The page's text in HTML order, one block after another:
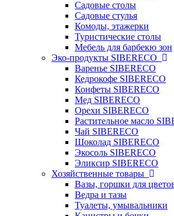
Садовые столы
Садовые стулья
Комоды, этажерки
Туристические столы
Мебель для барбекю зон
Эко-продукты SIBERECO
Варенье SIBERECO
Кедрокофе SIBERECO
Конфеты SIBERECO
Мед SIBERECO
Орехи SIBERECO
Растительное масло
Чай SIBERECO
Шоколад SIBERECO
Экосоль SIBERECO
Эликсир SIBERECO
Хозяйственные товары
Вазы, горшки для
Ведра и тазы
Туалеты, умывальники